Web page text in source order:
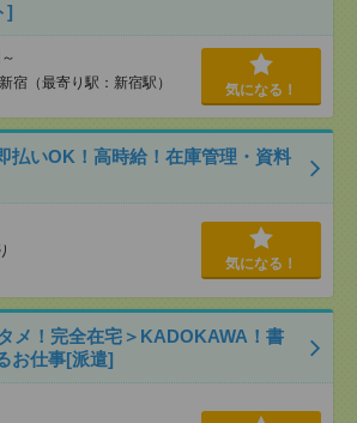
]
宿（最寄り駅：新宿駅） 気になる！
払いOK！高時給！在庫管理・資料
気になる！
メ！完全在宅＞KADOKAWA！書
お仕事[派遣]